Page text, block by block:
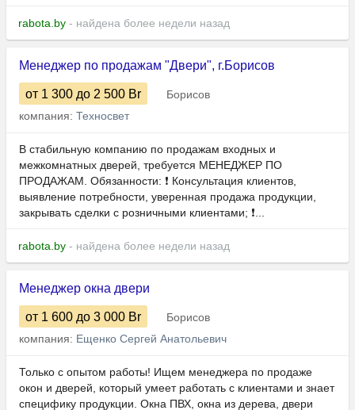
rabota.by - найдена более недели назад
Менеджер по продажам "Двери", г.Борисов
от 1 300 до 2 500 Br
Борисов
компания: Техносвет
В стабильную компанию по продажам входных и
межкомнатных дверей, требуется МЕНЕДЖЕР ПО
ПРОДАЖАМ. Обязанности: ❗️ Консультация клиентов,
выявление потребности, уверенная продажа продукции,
закрывать сделки с розничными клиентами; ❗️...
rabota.by - найдена более недели назад
Менеджер окна двери
от 1 600 до 3 000 Br
Борисов
компания: Ещенко Сергей Анатольевич
Только с опытом работы! Ищем менеджера по продаже
окон и дверей, который умеет работать с клиентами и знает
специфику продукции. Окна ПВХ, окна из дерева, двери